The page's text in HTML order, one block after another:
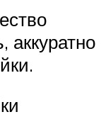
аккуратно